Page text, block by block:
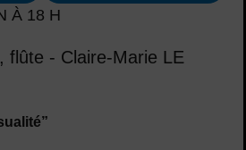
À 18 H
flûte - Claire-Marie LE